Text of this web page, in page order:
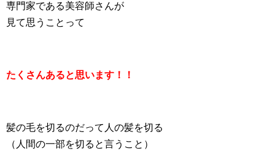
専門家である美容師さんが
見て思うことって
たくさんあると思います！！
髪の毛を切るのだって人の髪を切る
（人間の一部を切ると言うこと）